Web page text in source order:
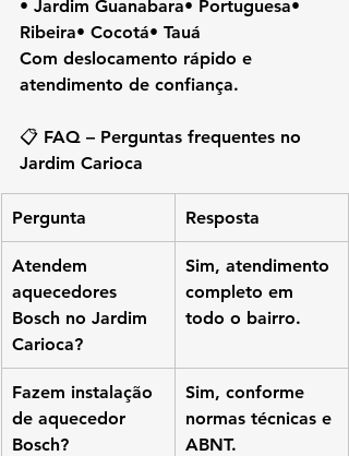
• Jardim Guanabara• Portuguesa•
Ribeira• Cocotá• Tauá
Com deslocamento rápido e
atendimento de confiança.
📋 FAQ – Perguntas frequentes no
Jardim Carioca
Pergunta Resposta
Atendem
aquecedores
Bosch no Jardim
Carioca?
Sim, atendimento
completo em
todo o bairro.
Fazem instalação
de aquecedor
Bosch?
Sim, conforme
normas técnicas e
ABNT.